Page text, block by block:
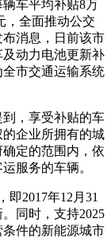
车平均补贴8万
，全面推动公交
消息，日前该市
动力电池更新补
市交通运输系统
，享受补贴的车
企业所拥有的城
定的范围内，依
服务的车辆。
即2017年12月31
同时，支持2025
件的新能源城市